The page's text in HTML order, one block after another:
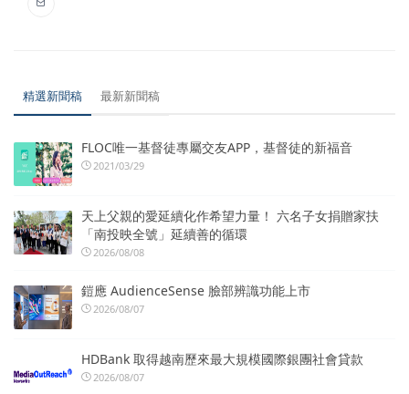
精選新聞稿 最新新聞稿
FLOC唯一基督徒專屬交友APP，基督徒的新福音
2021/03/29
天上父親的愛延續化作希望力量！ 六名子女捐贈家扶
「南投映全號」延續善的循環
2026/08/08
鎧應 AudienceSense 臉部辨識功能上市
2026/08/07
HDBank 取得越南歷來最大規模國際銀團社會貸款
2026/08/07